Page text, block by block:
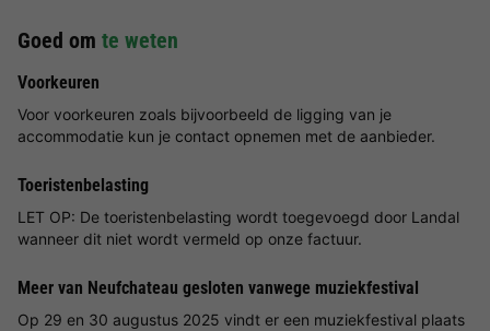
Goed om te weten
Voorkeuren
Voor voorkeuren zoals bijvoorbeeld de ligging van je
accommodatie kun je contact opnemen met de aanbieder.
Toeristenbelasting
LET OP: De toeristenbelasting wordt toegevoegd door Landal
wanneer dit niet wordt vermeld op onze factuur.
Meer van Neufchateau gesloten vanwege muziekfestival
Op 29 en 30 augustus 2025 vindt er een muziekfestival plaats